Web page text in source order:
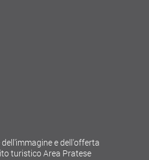
e dell'offerta
turistico Area Pratese